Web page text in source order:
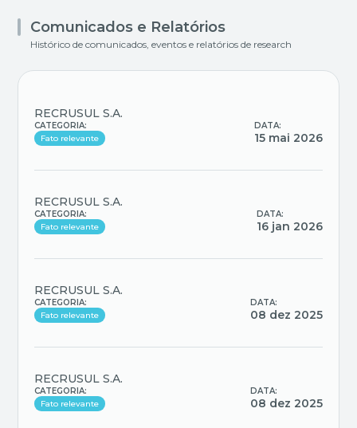
Comunicados e Relatórios
Histórico de comunicados, eventos e relatórios de research
RECRUSUL S.A.
CATEGORIA:
Fato relevante
DATA:
15 mai 2026
RECRUSUL S.A.
CATEGORIA:
Fato relevante
DATA:
16 jan 2026
RECRUSUL S.A.
CATEGORIA:
Fato relevante
DATA:
08 dez 2025
RECRUSUL S.A.
CATEGORIA:
Fato relevante
DATA:
08 dez 2025